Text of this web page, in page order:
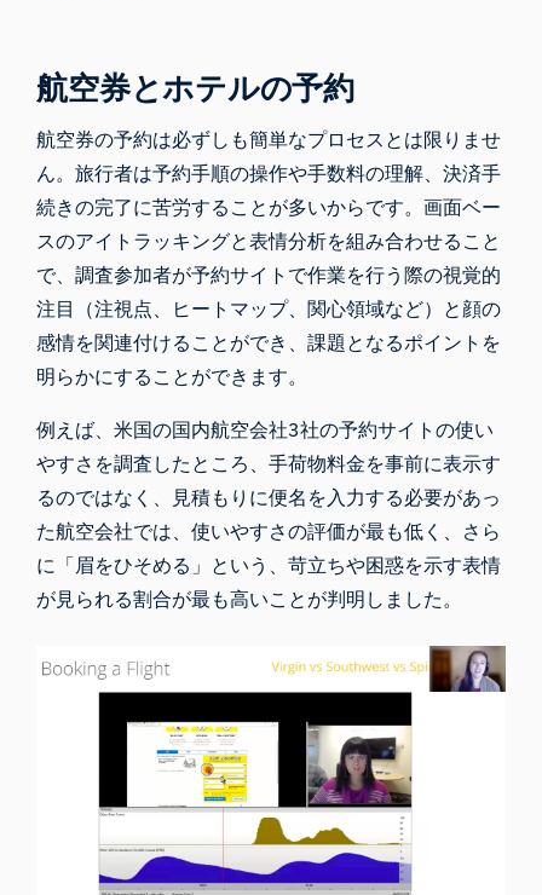
航空券とホテルの予約
航空券の予約は必ずしも簡単なプロセスとは限りませ
ん。旅行者は予約手順の操作や手数料の理解、決済手
続きの完了に苦労することが多いからです。画面ベー
スのアイトラッキングと表情分析を組み合わせること
で、調査参加者が予約サイトで作業を行う際の視覚的
注目（注視点 、ヒートマップ、関心領域など）と顔の
感情を関連付けることができ、課題となるポイントを
明らかにすることができます。
例えば、米国の国内航空会社3社の予約サイトの使い
やすさを調査したところ、手荷物料金を事前に表示す
るのではなく、見積もりに便名を入力する必要があっ
た航空会社では、使いやすさの評価が最も低く、さら
に「眉をひそめる」という、苛立ちや困惑を示す表情
が見られる割合が最も高いことが判明しました。